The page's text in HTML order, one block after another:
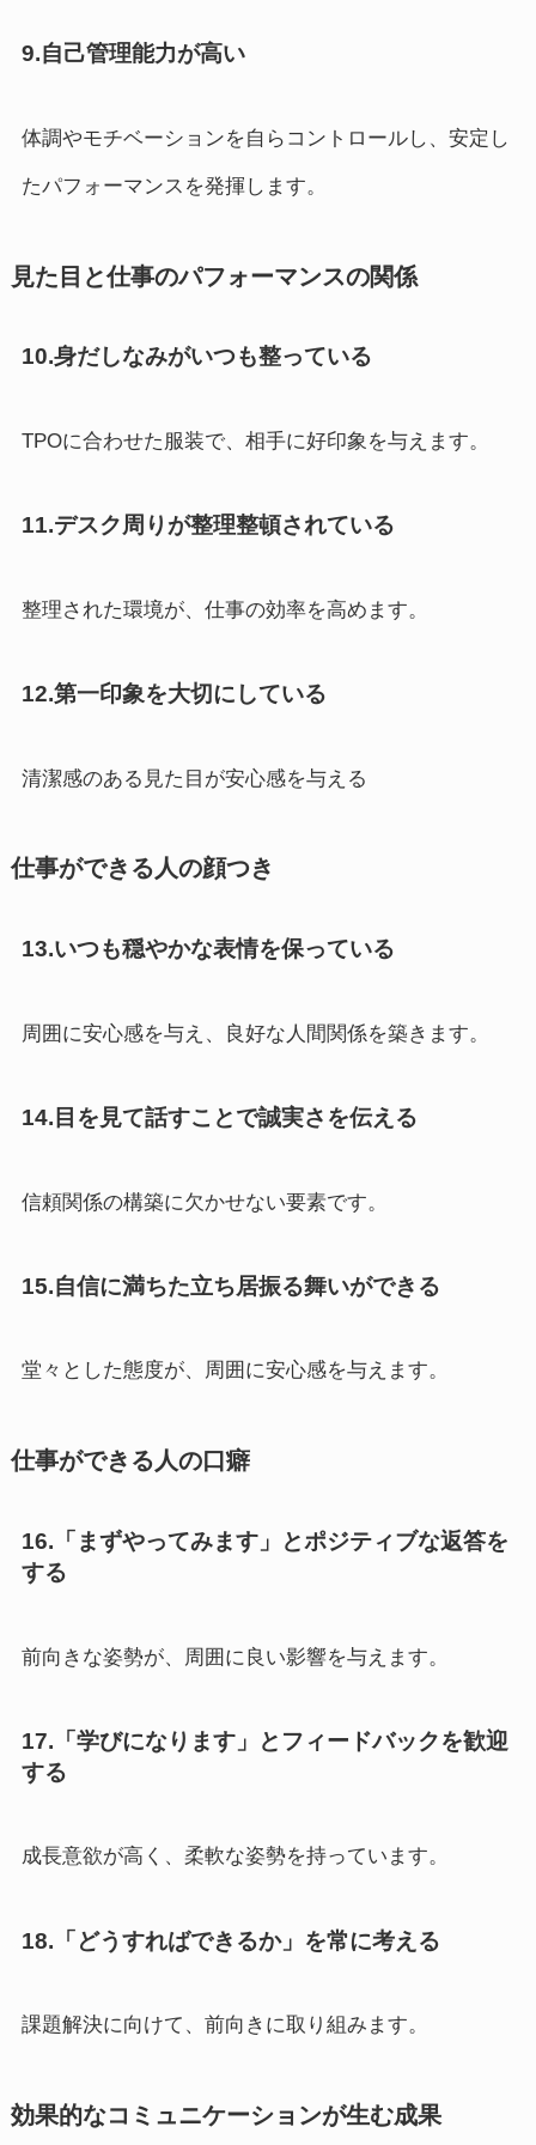
9.自己管理能力が高い
体調やモチベーションを自らコントロールし、安定し
たパフォーマンスを発揮します。
見た目と仕事のパフォーマンスの関係
10.身だしなみがいつも整っている
TPOに合わせた服装で、相手に好印象を与えます。
11.デスク周りが整理整頓されている
整理された環境が、仕事の効率を高めます。
12.第一印象を大切にしている
清潔感のある見た目が安心感を与える
仕事ができる人の顔つき
13.いつも穏やかな表情を保っている
周囲に安心感を与え、良好な人間関係を築きます。
14.目を見て話すことで誠実さを伝える
信頼関係の構築に欠かせない要素です。
15.自信に満ちた立ち居振る舞いができる
堂々とした態度が、周囲に安心感を与えます。
仕事ができる人の口癖
16.「まずやってみます」とポジティブな返答を
する
前向きな姿勢が、周囲に良い影響を与えます。
17.「学びになります」とフィードバックを歓迎
する
成長意欲が高く、柔軟な姿勢を持っています。
18.「どうすればできるか」を常に考える
課題解決に向けて、前向きに取り組みます。
効果的なコミュニケーションが生む成果